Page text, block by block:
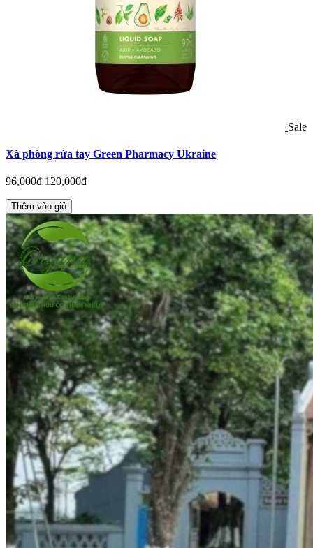
Sale
Xà phòng rửa tay Green Pharmacy Ukraine
96,000đ 120,000đ
Thêm vào giỏ